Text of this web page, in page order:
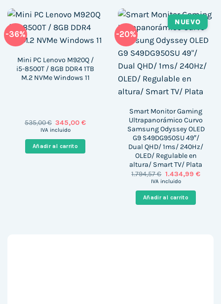
-36%
Mini PC Lenovo M920Q /
i5-8500T / 8GB DDR4 1TB
M.2 NVMe Windows 11
535,00€ El
precio
era:
535,00 €.
345,00€El
IVA incluido
Añadir al carrito
-20%
NUEVO
Smart Monitor Gaming
Ultrapanorámico Curvo
Samsung Odyssey OLED
G9 S49DG950SU 49″/
Dual QHD/ 1ms/ 240Hz/
OLED/ Regulable en
altura/ Smart TV/ Plata
1.794,57€ El
precio
era:
1.794,57 €.
1.434,99 €El
IVA incluido
Añadir al carrito